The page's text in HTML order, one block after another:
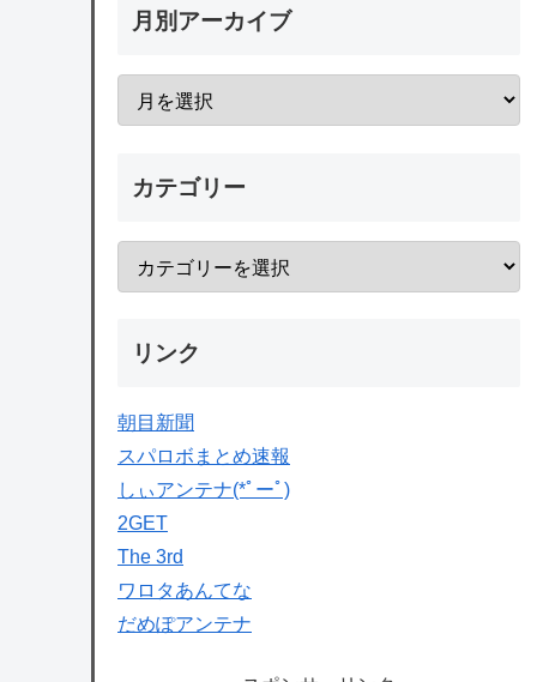
月別アーカイブ
カテゴリー
リンク
朝目新聞
スパロボまとめ速報
しぃアンテナ(*ﾟーﾟ)
2GET
The 3rd
ワロタあんてな
だめぽアンテナ